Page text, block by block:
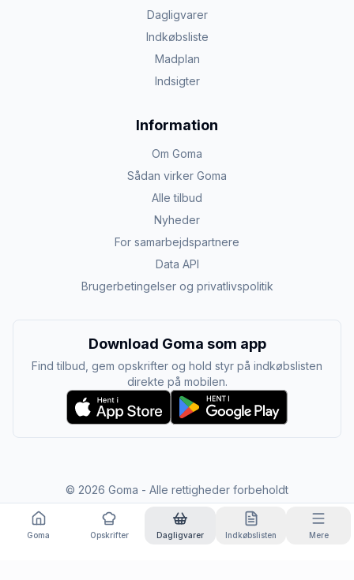
Dagligvarer
Indkøbsliste
Madplan
Indsigter
Information
Om Goma
Sådan virker Goma
Alle tilbud
Nyheder
For samarbejdspartnere
Data API
Brugerbetingelser og privatlivspolitik
Download Goma som app
Find tilbud, gem opskrifter og hold styr på indkøbslisten
direkte på mobilen.
© 2026 Goma - Alle rettigheder forbeholdt
Goma Opskrifter Dagligvarer Indkøbslisten Mere